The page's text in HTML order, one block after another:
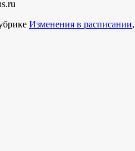
Изменения в расписании,